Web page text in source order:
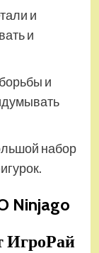
и
и
и
набор
Ninjago
ИгроРай